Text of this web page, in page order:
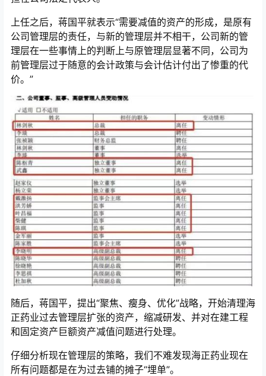
上任之后，蒋国平就表示“需要减值的资产的形成，是原有
公司管理层的责任，与新的管理层并不相干，公司新的管
理层在一些事情上的判断上与原管理层显著不同，公司为
前管理层过于随意的会计政策与会计估计付出了惨重的代
价。”
随后，蒋国平，提出“聚焦、瘦身、优化”战略，开始清理海
正药业过去管理层扩张的资产，缩减研发、并对在建工程
和固定资产巨额资产减值问题进行处理。
仔细分析现在管理层的策略，我们不难发现海正药业现在
所有问题都是在为过去铺的摊子“埋单”。